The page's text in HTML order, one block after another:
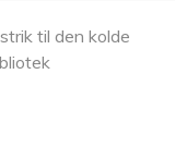
til den kolde